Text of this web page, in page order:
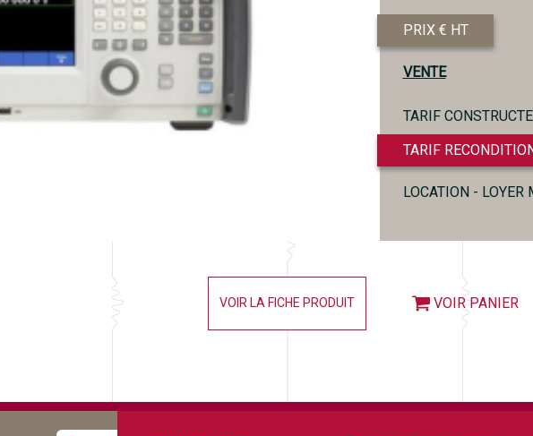
PRIX € HT
VENTE
TARIF
TARIF
LOCATION - LOYER
VOIR LA FICHE PRODUIT VOIR PANIER